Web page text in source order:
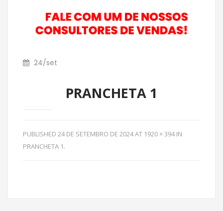
24/set
PRANCHETA 1
PUBLISHED 24 DE SETEMBRO DE 2024AT 1920 × 394IN
PRANCHETA 1.